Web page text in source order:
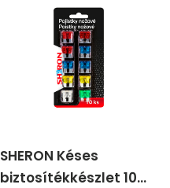
SHERON Késes
biztosítékkészlet 10